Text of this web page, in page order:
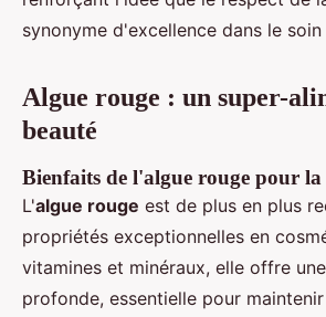
synonyme d'excellence dans le soin
Algue rouge : un super-
beauté
Bienfaits de l'algue rouge pour la
L'algue rouge est de plus en plus
propriétés exceptionnelles en
vitamines et minéraux, elle offre
profonde, essentielle pour